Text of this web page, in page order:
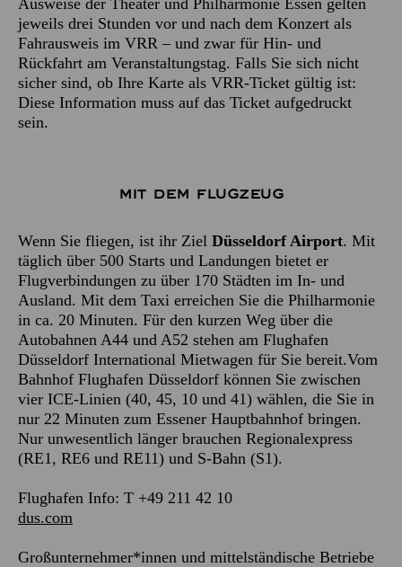
Ausweise der Theater und Philharmonie Essen gelten
jeweils drei Stunden vor und nach dem Konzert als
Fahrausweis im VRR – und zwar für Hin- und
Rückfahrt am Veranstaltungstag. Falls Sie sich nicht
sicher sind, ob Ihre Karte als VRR-Ticket gültig ist:
Diese Information muss auf das Ticket aufgedruckt
sein.
Mit dem Flugzeug
Wenn Sie fliegen, ist ihr Ziel Düsseldorf Airport. Mit
täglich über 500 Starts und Landungen bietet er
Flugverbindungen zu über 170 Städten im In- und
Ausland. Mit dem Taxi erreichen Sie die Philharmonie
in ca. 20 Minuten. Für den kurzen Weg über die
Autobahnen A44 und A52 stehen am Flughafen
Düsseldorf International Mietwagen für Sie bereit.Vom
Bahnhof Flughafen Düsseldorf können Sie zwischen
vier ICE-Linien (40, 45, 10 und 41) wählen, die Sie in
nur 22 Minuten zum Essener Hauptbahnhof bringen.
Nur unwesentlich länger brauchen Regionalexpress
(RE1, RE6 und RE11) und S-Bahn (S1).
Flughafen Info: T +49 211 42 10
dus.com
Großunternehmer*innen und mittelständische Betriebe